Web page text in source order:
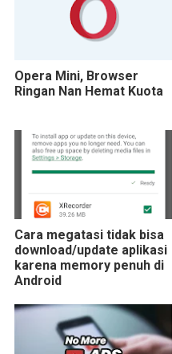
Opera Mini, Browser
Ringan Nan Hemat Kuota
Cara megatasi tidak bisa
download/update aplikasi
karena memory penuh di
Android